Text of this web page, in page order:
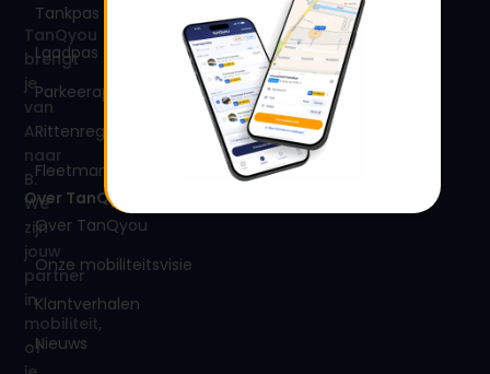
TanQyou
brengt
je
van
A
naar
B.
We
zijn
jouw
partner
in
mobiliteit,
of
Tankpas
Laadpas
Parkeerapp
Rittenregistratie
Fleetmanager
Over TanQyou
Over TanQyou
Onze mobiliteitsvisie
Klantverhalen
Nieuws